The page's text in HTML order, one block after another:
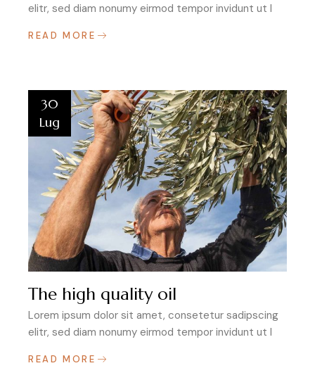
elitr, sed diam nonumy eirmod tempor invidunt ut l
READ MORE
30
Lug
The high quality oil
Lorem ipsum dolor sit amet, consetetur sadipscing
elitr, sed diam nonumy eirmod tempor invidunt ut l
READ MORE